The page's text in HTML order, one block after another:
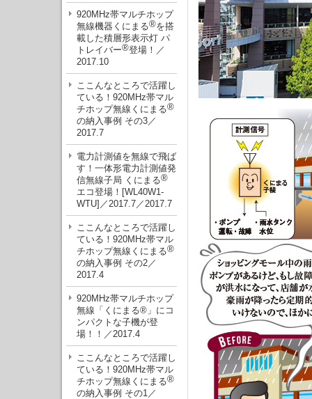
920MHz帯マルチホップ
無線機器くにまる®を搭
載した積層形表示灯 パ
トレイバー®登場！／
2017.10
ここんなところで活躍し
ている！920MHz帯マル
チホップ無線くにまる®
の納入事例 その3／
2017.7
電力計測値を無線で飛ば
す！一体形電力計測値発
信無線子局 くにまる®
エコ登場！[WL40W1-
WTU]／2017.7／2017.7
ここんなところで活躍し
ている！920MHz帯マル
チホップ無線くにまる®
の納入事例 その2／
2017.4
920MHz帯マルチホップ
無線「くにまる®」にコ
ンパクトな子機が登
場！！／2017.4
ここんなところで活躍し
ている！920MHz帯マル
チホップ無線くにまる®
の納入事例 その1／